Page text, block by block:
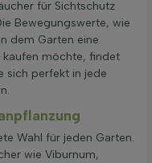
für Sichtschutz
Bewegungswerte, wie
dem Garten eine
kaufen möchte, findet
sich perfekt in jede
Wahl für jeden Garten.
wie Viburnum,